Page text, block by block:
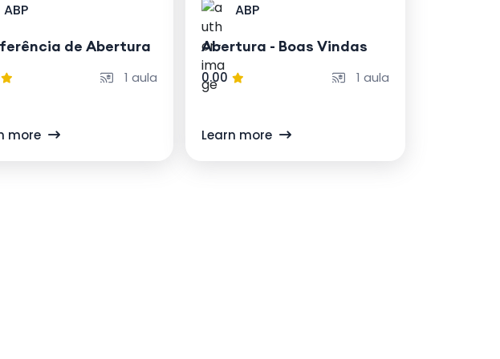
ABP
de Abertura
1 aula
more
ABP
Abertura - Boas Vindas
0.00 1 aula
Learn more